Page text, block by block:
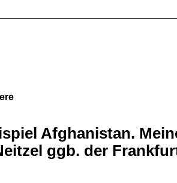
Afghanistan.
ggb. der